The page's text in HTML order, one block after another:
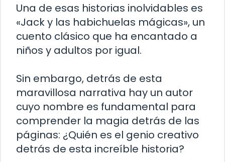
Una de esas historias inolvidables es
«Jack y las habichuelas mágicas», un
cuento clásico que ha encantado a
niños y adultos por igual.
Sin embargo, detrás de esta
maravillosa narrativa hay un autor
cuyo nombre es fundamental para
comprender la magia detrás de las
páginas: ¿Quién es el genio creativo
detrás de esta increíble historia?